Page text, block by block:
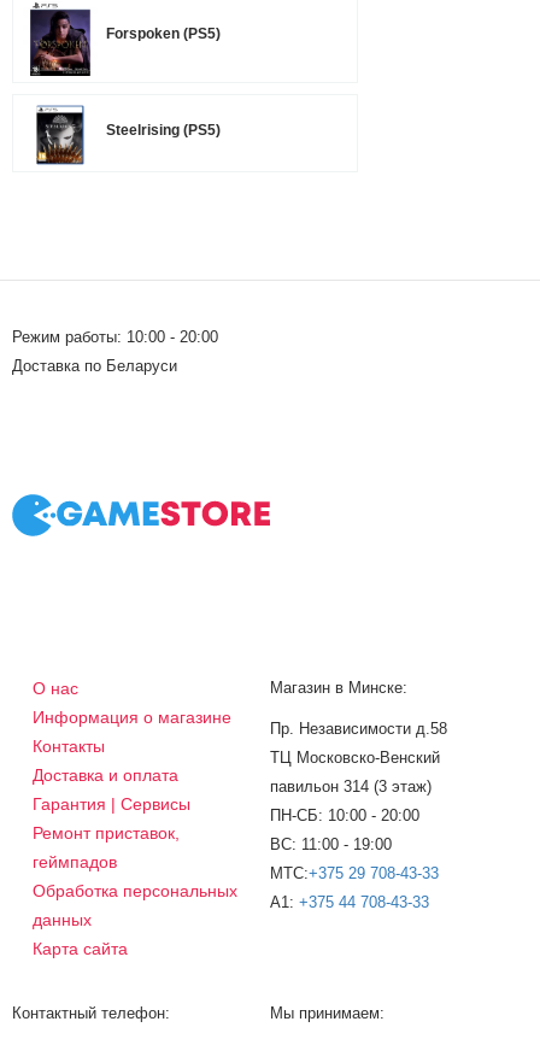
Forspoken (PS5)
Steelrising (PS5)
Режим работы: 10:00 - 20:00
Доставка по Беларуси
О нас
Информация о магазине
Контакты
Доставка и оплата
Гарантия | Сервисы
Ремонт приставок,
геймпадов
Обработка персональных
данных
Карта сайта
Магазин в Минске:
Пр. Независимости д.58
ТЦ Московско-Венский
павильон 314 (3 этаж)
ПН-СБ: 10:00 - 20:00
ВС: 11:00 - 19:00
МТС:+375 29 708-43-33
A1: +375 44 708-43-33
Контактный телефон: Мы принимаем: